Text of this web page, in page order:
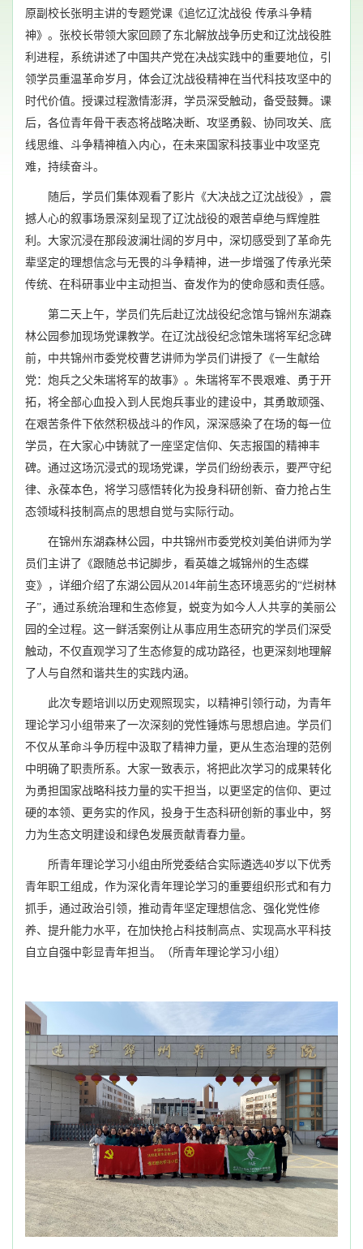
原副校长张明主讲的专题党课《追忆辽沈战役 传承斗争精
神》。张校长带领大家回顾了东北解放战争历史和辽沈战役胜
利进程，系统讲述了中国共产党在决战实践中的重要地位，引
领学员重温革命岁月，体会辽沈战役精神在当代科技攻坚中的
时代价值。授课过程激情澎湃，学员深受触动，备受鼓舞。课
后，各位青年骨干表态将战略决断、攻坚勇毅、协同攻关、底
线思维、斗争精神植入内心，在未来国家科技事业中攻坚克
难，持续奋斗。
随后，学员们集体观看了影片《大决战之辽沈战役》，震
撼人心的叙事场景深刻呈现了辽沈战役的艰苦卓绝与辉煌胜
利。大家沉浸在那段波澜壮阔的岁月中，深切感受到了革命先
辈坚定的理想信念与无畏的斗争精神，进一步增强了传承光荣
传统、在科研事业中主动担当、奋发作为的使命感和责任感。
第二天上午，学员们先后赴辽沈战役纪念馆与锦州东湖森
林公园参加现场党课教学。在辽沈战役纪念馆朱瑞将军纪念碑
前，中共锦州市委党校曹艺讲师为学员们讲授了《一生献给
党：炮兵之父朱瑞将军的故事》。朱瑞将军不畏艰难、勇于开
拓，将全部心血投入到人民炮兵事业的建设中，其勇敢顽强、
在艰苦条件下依然积极战斗的作风，深深感染了在场的每一位
学员，在大家心中铸就了一座坚定信仰、矢志报国的精神丰
碑。通过这场沉浸式的现场党课，学员们纷纷表示，要严守纪
律、永葆本色，将学习感悟转化为投身科研创新、奋力抢占生
态领域科技制高点的思想自觉与实际行动。
在锦州东湖森林公园，中共锦州市委党校刘美伯讲师为学
员们主讲了《跟随总书记脚步，看英雄之城锦州的生态蝶
变》，详细介绍了东湖公园从2014年前生态环境恶劣的“烂树林
子”，通过系统治理和生态修复，蜕变为如今人人共享的美丽公
园的全过程。这一鲜活案例让从事应用生态研究的学员们深受
触动，不仅直观学习了生态修复的成功路径，也更深刻地理解
了人与自然和谐共生的实践内涵。
此次专题培训以历史观照现实，以精神引领行动，为青年
理论学习小组带来了一次深刻的党性锤炼与思想启迪。学员们
不仅从革命斗争历程中汲取了精神力量，更从生态治理的范例
中明确了职责所系。大家一致表示，将把此次学习的成果转化
为勇担国家战略科技力量的实干担当，以更坚定的信仰、更过
硬的本领、更务实的作风，投身于生态科研创新的事业中， 努
力为生态文明建设和绿色发展贡献青春力量。
所青年理论学习小组由所党委结合实际遴选40岁以下优秀
青年职工组成，作为深化青年理论学习的重要组织形式和有力
抓手，通过政治引领，推动青年坚定理想信念、强化党性修
养、提升能力水平，在加快抢占科技制高点、实现高水平科技
自立自强中彰显青年担当。（所青年理论学习小组 ）